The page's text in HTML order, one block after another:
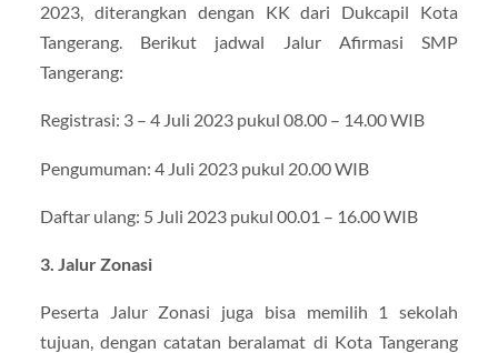
2023, diterangkan dengan KK dari Dukcapil Kota
Tangerang. Berikut jadwal Jalur Afirmasi SMP
Tangerang:
Registrasi: 3 – 4 Juli 2023 pukul 08.00 – 14.00 WIB
Pengumuman: 4 Juli 2023 pukul 20.00 WIB
Daftar ulang: 5 Juli 2023 pukul 00.01 – 16.00 WIB
3. Jalur Zonasi
Peserta Jalur Zonasi juga bisa memilih 1 sekolah
tujuan, dengan catatan beralamat di Kota Tangerang